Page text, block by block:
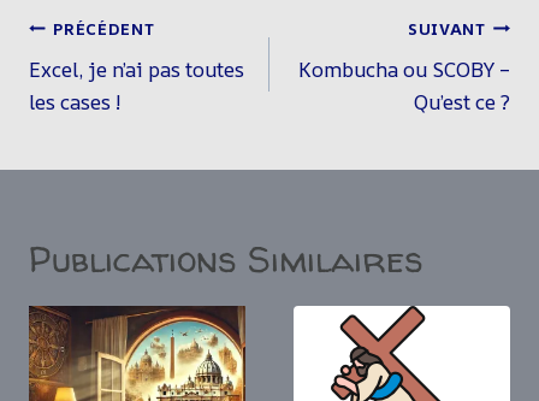
Navigation
De
L’article
PRÉCÉDENT
Excel, je n’ai pas toutes
les cases !
SUIVANT
Kombucha ou SCOBY –
Qu’est ce ?
Publications Similaires